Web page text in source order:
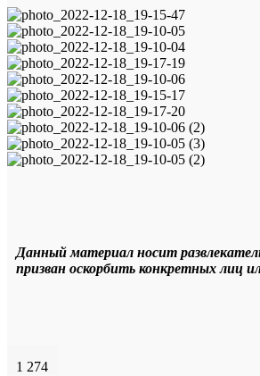
Данный материал носит
призван оскорбить конкретных лиц
1 274